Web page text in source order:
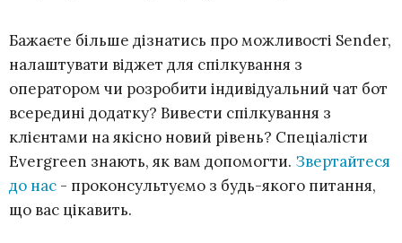
Бажаєте більше дізнатись про можливості Sender,
налаштувати віджет для спілкування з
оператором чи розробити індивідуальний чат бот
всередині додатку? Вивести спілкування з
клієнтами на якісно новий рівень? Спеціалісти
Evergreen знають, як вам допомогти. Звертайтеся
до нас - проконсультуємо з будь-якого питання,
що вас цікавить.